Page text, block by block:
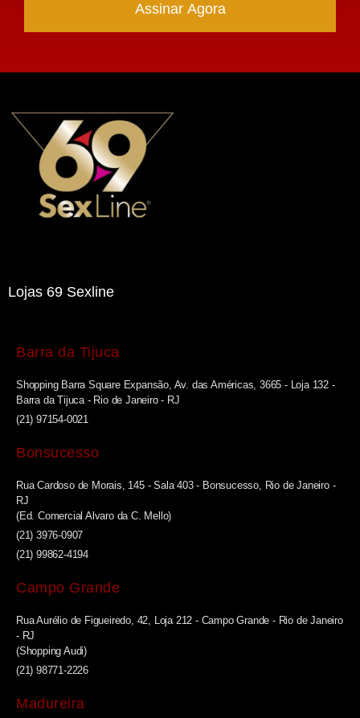
Assinar Agora
Lojas 69 Sexline
Barra da Tijuca
Shopping Barra Square Expansão, Av. das Américas, 3665 - Loja 132 -
Barra da Tijuca - Rio de Janeiro - RJ
(21) 97154-0021
Bonsucesso
Rua Cardoso de Morais, 145 - Sala 403 - Bonsucesso, Rio de Janeiro -
RJ
(Ed. Comercial Alvaro da C. Mello)
(21) 3976-0907
(21) 99862-4194
Campo Grande
Rua Aurélio de Figueiredo, 42, Loja 212 - Campo Grande - Rio de Janeiro
- RJ
(Shopping Audi)
(21) 98771-2226
Madureira